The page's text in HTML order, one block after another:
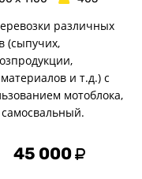
различных
(сыпучих,
и т.д.) с
мотоблока,
самосвальный.
45 000